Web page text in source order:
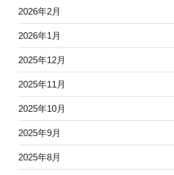
2026年2月
2026年1月
2025年12月
2025年11月
2025年10月
2025年9月
2025年8月